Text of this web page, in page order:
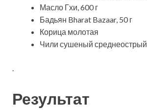
Масло Гхи, 600 г
Бадьян Bharat Bazaar, 50 г
Корица молотая
Чили сушеный среднеострый
Результат